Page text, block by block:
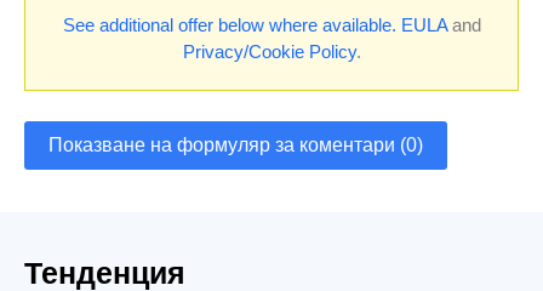
See additional offer below where available. EULAand
Privacy/Cookie Policy.
Показване на формуляр за коментари (0)
Тенденция